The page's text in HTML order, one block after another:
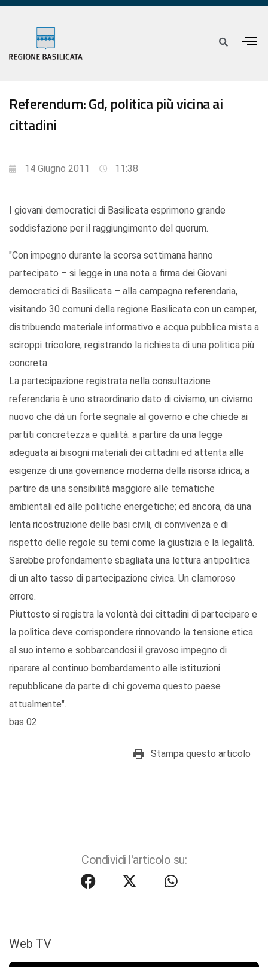
Referendum: Gd, politica più vicina ai
cittadini
14 Giugno 2011 11:38
I giovani democratici di Basilicata esprimono grande
soddisfazione per il raggiungimento del quorum.
"Con impegno durante la scorsa settimana hanno
partecipato – si legge in una nota a firma dei Giovani
democratici di Basilicata – alla campagna referendaria,
visitando 30 comuni della regione Basilicata con un camper,
distribuendo materiale informativo e acqua pubblica mista a
sciroppi tricolore, registrando la richiesta di una politica più
concreta.
La partecipazione registrata nella consultazione
referendaria è uno straordinario dato di civismo, un civismo
nuovo che dà un forte segnale al governo e che chiede ai
partiti concretezza e qualità: a partire da una legge
adeguata ai bisogni materiali dei cittadini ed attenta alle
esigenze di una governance moderna della risorsa idrica; a
partire da una sensibilità maggiore alle tematiche
ambientali ed alle politiche energetiche; ed ancora, da una
lenta ricostruzione delle basi civili, di convivenza e di
rispetto delle regole su temi come la giustizia e la legalità.
Sarebbe profondamente sbagliata una lettura antipolitica
di un alto tasso di partecipazione civica. Un clamoroso
errore.
Piuttosto si registra la volontà dei cittadini di partecipare e
la politica deve corrispondere rinnovando la tensione etica
al suo interno e sobbarcandosi il gravoso impegno di
riparare al continuo bombardamento alle istituzioni
repubblicane da parte di chi governa questo paese
attualmente".
bas 02
Stampa questo articolo
Condividi l'articolo su:
Web TV